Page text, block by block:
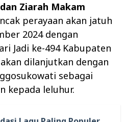
Ziarah Makam
perayaan akan jatuh
2024 dengan
Jadi ke-494 Kabupaten
dilanjutkan dengan
sebagai
kepada leluhur.